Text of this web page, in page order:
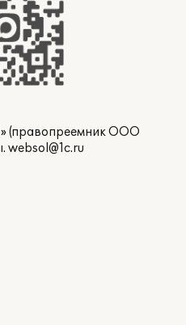
(правопреемник ООО
websol@1c.ru